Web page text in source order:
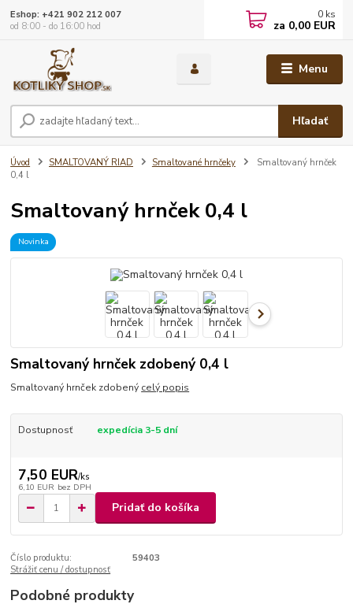
Menu
Hľadať
Eshop: +421 902 212 007
od 8:00 - do 16:00 hod
0 ks
za 0,00 EUR
Úvod SMALTOVANÝ RIAD Smaltované hrnčeky
Smaltovaný hrnček
0,4 l
Smaltovaný hrnček 0,4 l
Novinka
Smaltovaný hrnček zdobený 0,4 l
Smaltovaný hrnček zdobený celý popis
Dostupnosť expedícia 3-5 dní
7,50 EUR/ks
6,10 EUR bez DPH
Pridať do košíka
Číslo produktu:
59403
Strážiť cenu / dostupnosť
Podobné produkty